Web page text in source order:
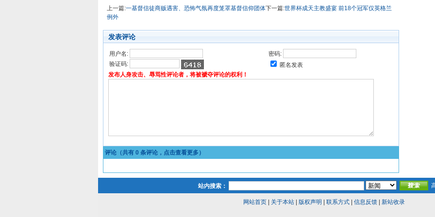
上一篇:一基督信徒商贩遇害、恐怖气氛再度笼罩基督信仰团体下一篇:世界杯成天主教盛宴 前18个冠军仅英格兰
例外
发表评论
用户名:
密码:
验证码:
匿名发表
发布人身攻击、辱骂性评论者，将被褫夺评论的权利！
评论（共有 0 条评论，点击查看更多）
站内搜索：
网站首页| 关于本站| 版权声明 联系方式| 信息反馈| 新站收录